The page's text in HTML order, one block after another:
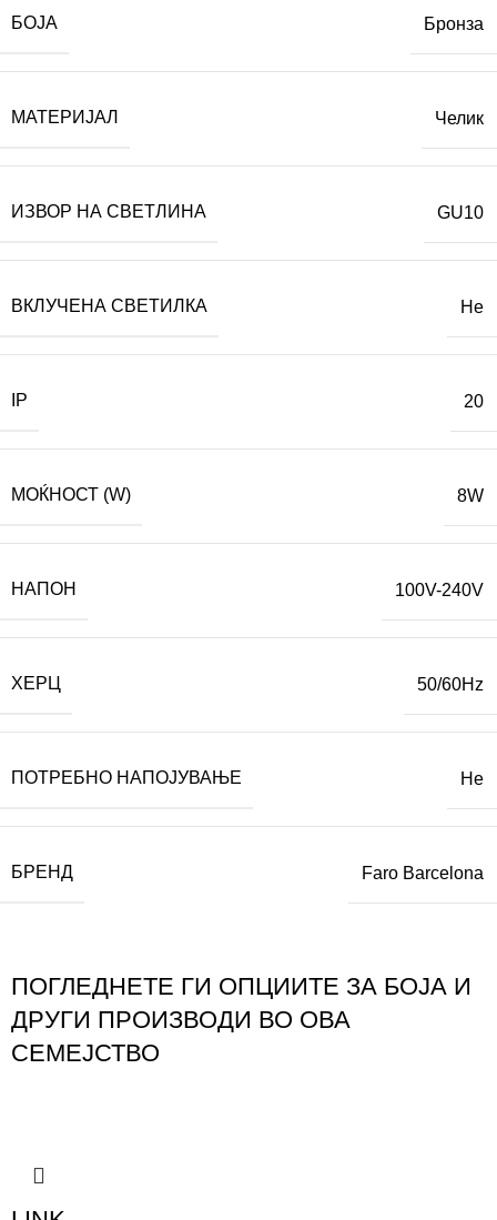
БОЈА Бронза
МАТЕРИЈАЛ Челик
ИЗВОР НА СВЕТЛИНА GU10
ВКЛУЧЕНА СВЕТИЛКА Не
IP 20
МОЌНОСТ (W) 8W
НАПОН 100V-240V
ХЕРЦ 50/60Hz
ПОТРЕБНО НАПОЈУВАЊЕ Не
БРЕНД Faro Barcelona
ПОГЛЕДНЕТЕ ГИ ОПЦИИТЕ ЗА БОЈА И
ДРУГИ ПРОИЗВОДИ ВО ОВА
СЕМЕЈСТВО